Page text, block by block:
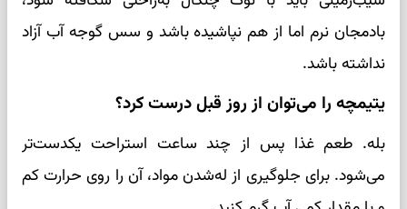
بادمجان نرم اما از هم نپاشیده باشد و سس گوجه آب آزاد
نداشته باشد.
یتیمچه را می‌توان از روز قبل درست کرد؟
بله. طعم غذا پس از چند ساعت استراحت یکدست‌تر
می‌شود. برای جلوگیری از له‌شدن مواد، آن را روی حرارت کم